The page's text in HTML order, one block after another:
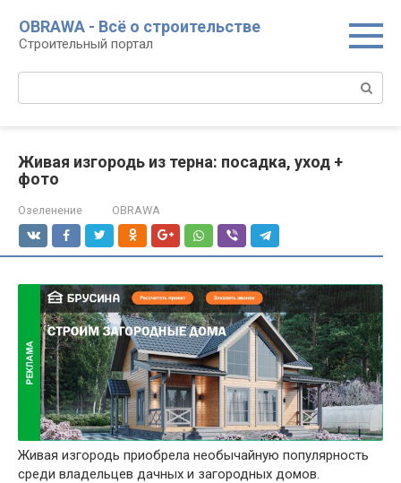
контенту
OBRAWA - Всё о строительстве
Строительный портал
Живая изгородь из терна: посадка, уход +
фото
Озеленение OBRAWA
Живая изгородь приобрела необычайную популярность
среди владельцев дачных и загородных домов.